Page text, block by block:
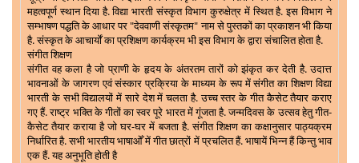
महत्वपूर्ण स्थान दिया है. विद्या भारती संस्कृत विभाग कुरुक्षेत्र में स्थित है. इस विभाग ने
सम्भाषण पद्धति के आधार पर "देववाणी संस्कृतम" नाम से पुस्तकों का प्रकाशन भी किया
है. संस्कृत के आचार्यों का प्रशिक्षण कार्यक्रम भी इस विभाग के द्वारा संचालित होता है.
संगीत शिक्षण
संगीत वह कला है जो प्राणी के हृदय के अंतरतम तारों को झंकृत कर देती है. उदात्त
भावनाओं के जागरण एवं संस्कार प्रक्रिया के माध्यम के रूप में संगीत का शिक्षण विद्या
भारती के सभी विद्यालयों में सारे देश में चलता है. उच्च स्तर के गीत कैसेट तैयार कराए
गए हैं. राष्ट्र भक्ति के गीतों का स्वर पूरे भारत में गूंजता है. जन्मदिवस के उत्सव हेतु गीत-
कैसेट तैयार कराया है जो घर-घर में बजता है. संगीत शिक्षण का कक्षानुसार पाठ्यक्रम
निर्धारित है. सभी भारतीय भाषाओँ में गीत छात्रों में प्रचलित हैं. भाषायें भिन्न हैं किन्तु भाव
एक हैं. यह अनुभूति होती है